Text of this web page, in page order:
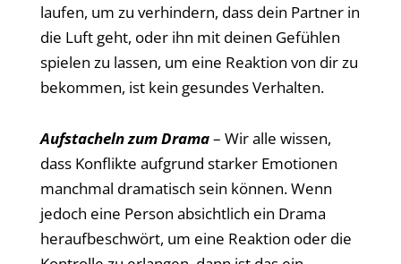
laufen, um zu verhindern, dass dein Partner in
die Luft geht, oder ihn mit deinen Gefühlen
spielen zu lassen, um eine Reaktion von dir zu
bekommen, ist kein gesundes Verhalten.
Aufstacheln zum Drama– Wir alle wissen,
dass Konflikte aufgrund starker Emotionen
manchmal dramatisch sein können. Wenn
jedoch eine Person absichtlich ein Drama
heraufbeschwört, um eine Reaktion oder die